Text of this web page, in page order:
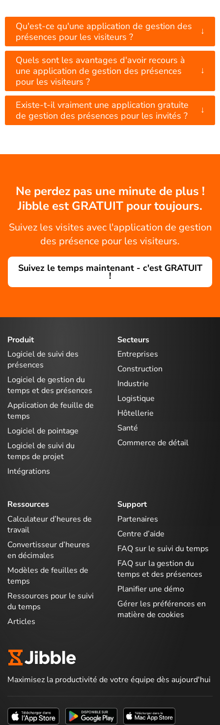
Qu'est-ce qu'une application de gestion des
présences pour les visiteurs ?
↓
Quels sont les avantages d'avoir recours à
une application de gestion des présences
pour les visiteurs ?
↓
Existe-t-il vraiment une application gratuite
de gestion des présences pour les invités ?
↓
Ne perdez pas une minute de plus !
Jibble est GRATUIT pour toujours.
Suivez les visites avec l'application de gestion
des présence pour les visiteurs.
Suivez le temps maintenant - c'est GRATUIT
!
Produit
Logiciel de suivi des
présences
Logiciel de gestion du
temps et des présences
Application de feuille de
temps
Logiciel de pointage
Logiciel de suivi du
temps de projet
Intégrations
Secteurs
Entreprises
Construction
Industrie
Logistique
Hôtellerie
Santé
Commerce de détail
Ressources
Calculateur d’heures de
travail
Convertisseur d’heures
en décimales
Modèles de feuilles de
temps
Ressources pour le suivi
du temps
Articles
Support
Partenaires
Centre d’aide
FAQ sur le suivi du temps
FAQ sur la gestion du
temps et des présences
Planifier une démo
Gérer les préférences en
matière de cookies
Maximisez la productivité de votre équipe dès aujourd'hui